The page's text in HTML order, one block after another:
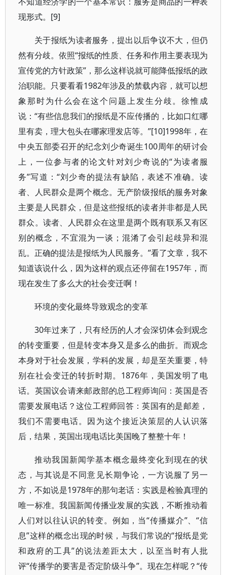
现形式。[9]
关于报纸为读者服务，提出以后争议不大，但仍
然有分歧。依照“报纸的性质、任务和作用主要表现为
宣传党的方针政策”，那么这样说就可能降低报纸的政
治职能。只要看看1982年涉及的禁载内容，就可以想
象那时为什么会在这个问题上发生分歧。徐惟成
说：“有些信息我们的报纸是不应传播的，比如口红哪
里有卖，理大包头在哪家理发店等。”[10]1998年，在
中央五部委召开的纪念刘少奇诞生100周年的研讨会
上，一位参与者的论文针对刘少奇说的“为读者服
务”写道：“刘少奇的提法有缺陷，表述不准确。读
者、人民群众是两个概念。无产阶级报纸的服务对象
主要是人民群众，但是这些报纸的读者并非都是人民
群众。读者、人民群众在这里是两个既有联系又有区
别的概念，不宜混为一谈；混淆了会引起歧异和混
乱。正确的提法是报纸为人民服务。”看了文章，我不
知道该说什么，因为这样的观点还停留在1957年，而
现在发生了多么大的社会变迁啊！
环境的变化最终导致观念的变革
30年过来了，只有经历的人才会深切体会到观念
的转变重要，但是转变本身又是多么的曲折。而观念
本身对于社会发展，学科的发展，却是至关重要，特
别在社会变迁的转折时期。1876年，美国发明了电
话。英国议会请来邮政部的总工程师询问：英国是否
需要发展电话？这位工程师回答：英国有的是邮差，
我们不需要电话。因为这个接近决策层的人认识落
后，结果，英国出现电话比美国晚了整整十年！
推动我国新闻学基本概念最终变化到现在的状
态，与其说是不同意见长期争论，一方说服了另一
方，不如说是1978年的那句老话：实践是检验真理的
唯一标准。我国新闻传播业发展的实践，不断推动着
人们对以往认识的转变。例如，当“传播媒介”、“信
息”这样的概念出现的时候，与我们常说的“报纸是党
和政府的工具”的说法差距太大，以至当时有人批
评“传播学的要害是否定阶级斗争”。现在怎样呢？“传